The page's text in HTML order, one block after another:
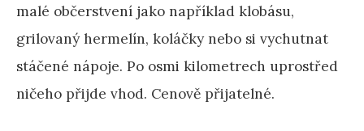
malé občerstvení jako například klobásu,
grilovaný hermelín, koláčky nebo si vychutnat
stáčené nápoje. Po osmi kilometrech uprostřed
ničeho přijde vhod. Cenově přijatelné.